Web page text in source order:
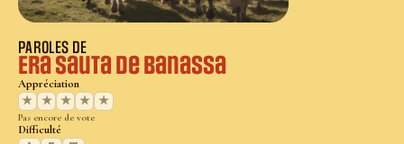
PAROLES DE
Era Sauta de Banassa
Appréciation
★
★ ★ ★ ★
Pas encore de vote
Difficulté